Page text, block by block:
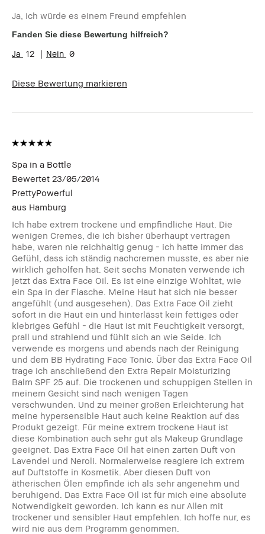
eine kurmäßige anwendung
Nachteile
Ja, ich würde es einem Freund empfehlen
Fanden Sie diese Bewertung hilfreich?
12 0
Diese Bewertung markieren
Spa in a Bottle
Bewertet 23/05/2014
PrettyPowerful
aus Hamburg
Ich habe extrem trockene und empfindliche Haut. Die
wenigen Cremes, die ich bisher überhaupt vertragen
habe, waren nie reichhaltig genug - ich hatte immer das
Gefühl, dass ich ständig nachcremen musste, es aber nie
wirklich geholfen hat. Seit sechs Monaten verwende ich
jetzt das Extra Face Oil. Es ist eine einzige Wohltat, wie
ein Spa in der Flasche. Meine Haut hat sich nie besser
angefühlt (und ausgesehen). Das Extra Face Oil zieht
sofort in die Haut ein und hinterlässt kein fettiges oder
klebriges Gefühl - die Haut ist mit Feuchtigkeit versorgt,
prall und strahlend und fühlt sich an wie Seide. Ich
verwende es morgens und abends nach der Reinigung
und dem BB Hydrating Face Tonic. Über das Extra Face Oil
trage ich anschließend den Extra Repair Moisturizing
Balm SPF 25 auf. Die trockenen und schuppigen Stellen in
meinem Gesicht sind nach wenigen Tagen
verschwunden. Und zu meiner großen Erleichterung hat
meine hypersensible Haut auch keine Reaktion auf das
Produkt gezeigt. Für meine extrem trockene Haut ist
diese Kombination auch sehr gut als Makeup Grundlage
geeignet. Das Extra Face Oil hat einen zarten Duft von
Lavendel und Neroli. Normalerweise reagiere ich extrem
auf Duftstoffe in Kosmetik. Aber diesen Duft von
ätherischen Ölen empfinde ich als sehr angenehm und
beruhigend. Das Extra Face Oil ist für mich eine absolute
Notwendigkeit geworden. Ich kann es nur Allen mit
trockener und sensibler Haut empfehlen. Ich hoffe nur, es
wird nie aus dem Programm genommen.